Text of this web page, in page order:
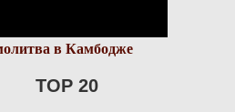
в Камбодже
TOP 20